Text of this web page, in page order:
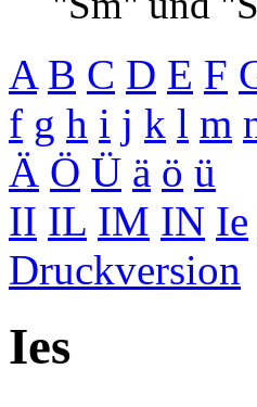
A B C D E F
f g h i j k l m
Ä Ö Ü ä ö ü
II IL IM IN Ie
Druckversion
Ies